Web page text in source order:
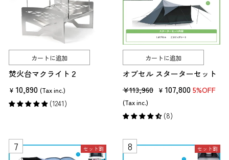
カートに追加
焚火台マクライト２
¥ 10,890 (Tax inc.)
(1241)
カートに追加
オブセル スターターセット
販
売
価
¥113,960 セ
ル
¥ 107,800 5%OFF
(Tax inc.)
(8)
セット割 セット割